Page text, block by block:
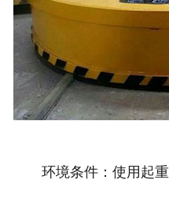
环境条件：使用起重